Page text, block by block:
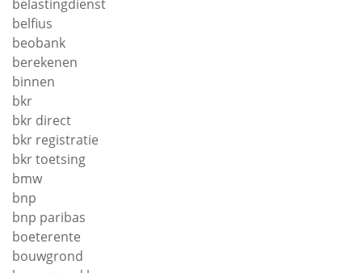
belastingdienst
belfius
beobank
berekenen
binnen
bkr
bkr direct
bkr registratie
bkr toetsing
bmw
bnp
bnp paribas
boeterente
bouwgrond